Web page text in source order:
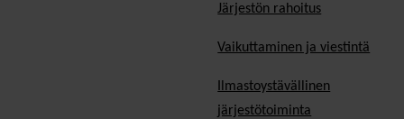
Järjestön rahoitus
Vaikuttaminen ja viestintä
Ilmastoystävällinen
järjestötoiminta